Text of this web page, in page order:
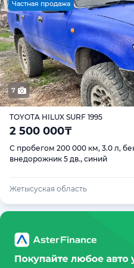
Частная продажа
7
TOYOTA HILUX SURF 1995
2 500 000₸
С пробегом 200 000 км, 3.0 л,
внедорожник 5 дв., синий
Жетысуская область